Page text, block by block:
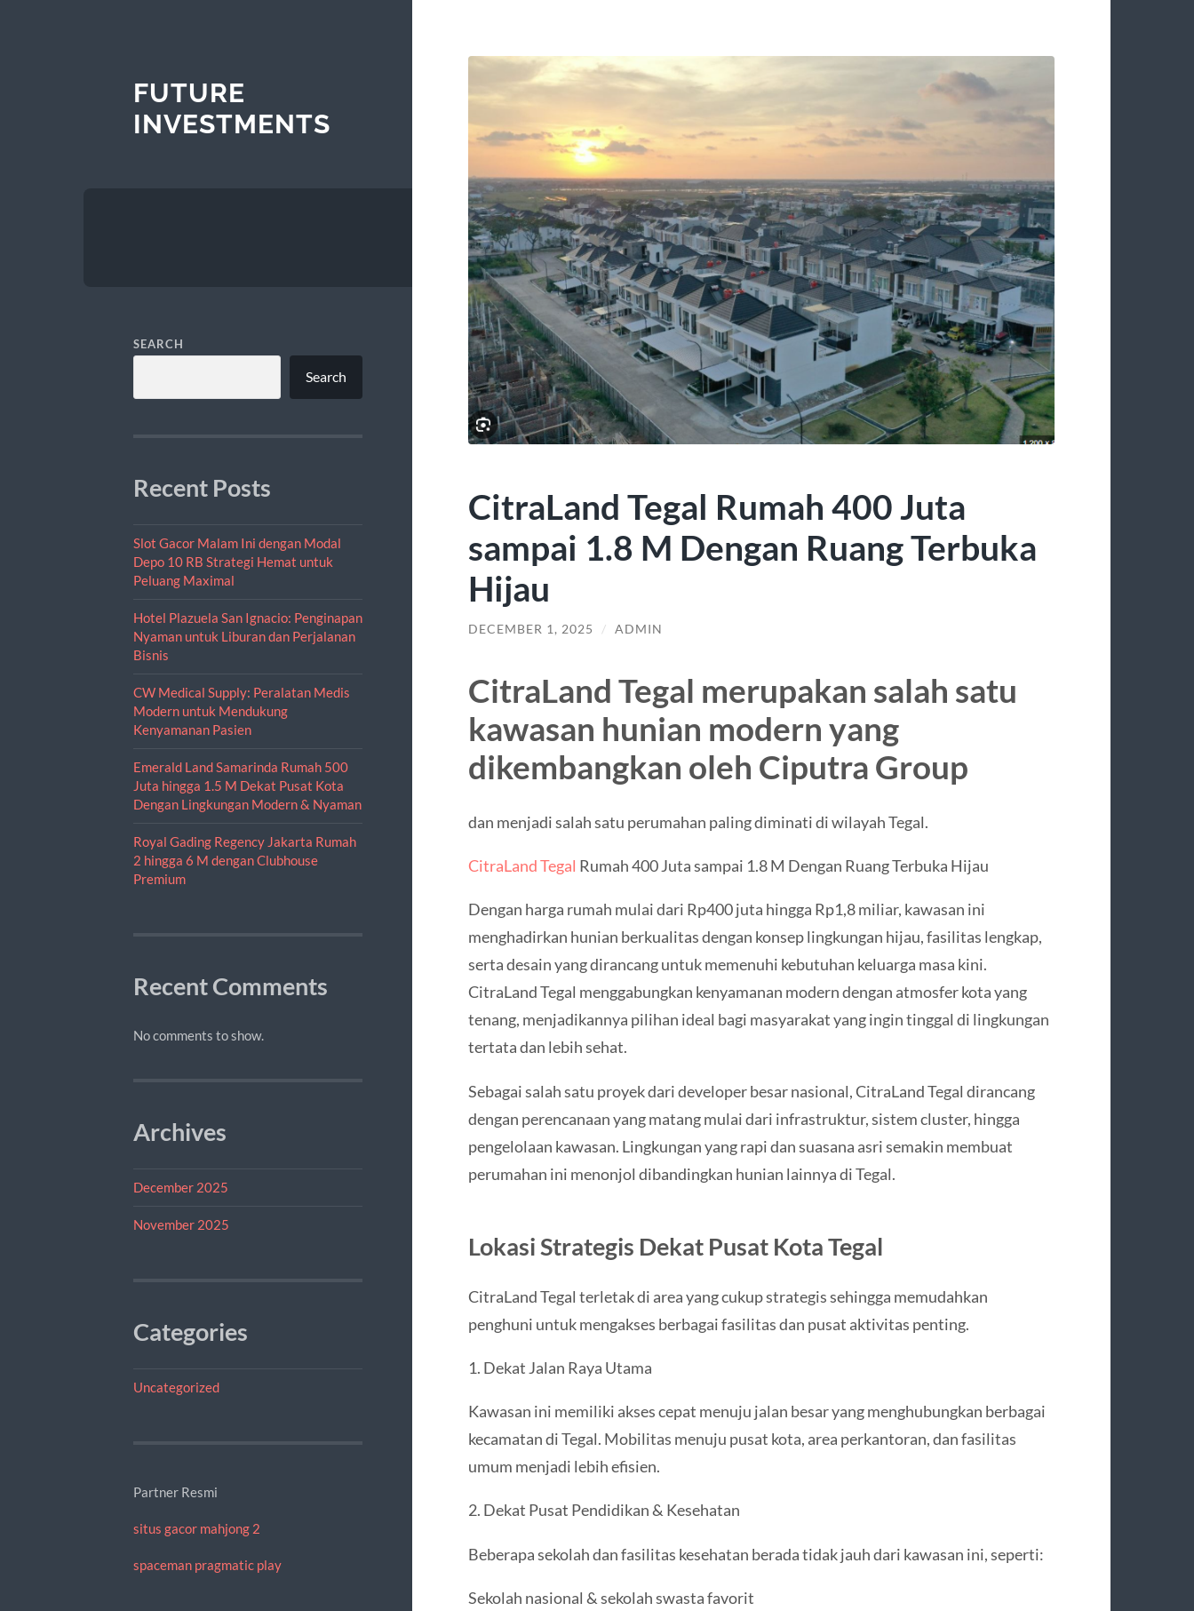
FUTURE
INVESTMENTS
SEARCH
Search
Recent Posts
Slot Gacor Malam Ini dengan Modal
Depo 10 RB Strategi Hemat untuk
Peluang Maximal
Hotel Plazuela San Ignacio: Penginapan
Nyaman untuk Liburan dan Perjalanan
Bisnis
CW Medical Supply: Peralatan Medis
Modern untuk Mendukung
Kenyamanan Pasien
Emerald Land Samarinda Rumah 500
Juta hingga 1.5 M Dekat Pusat Kota
Dengan Lingkungan Modern & Nyaman
Royal Gading Regency Jakarta Rumah
2 hingga 6 M dengan Clubhouse
Premium
Recent Comments
No comments to show.
Archives
December 2025
November 2025
Categories
Uncategorized
Partner Resmi
situs gacor mahjong 2
spaceman pragmatic play
CitraLand Tegal Rumah 400 Juta
sampai 1.8 M Dengan Ruang Terbuka
Hijau
DECEMBER 1, 2025 / ADMIN
CitraLand Tegal merupakan salah satu
kawasan hunian modern yang
dikembangkan oleh Ciputra Group
dan menjadi salah satu perumahan paling diminati di wilayah Tegal.
CitraLand Tegal Rumah 400 Juta sampai 1.8 M Dengan Ruang Terbuka Hijau
Dengan harga rumah mulai dari Rp400 juta hingga Rp1,8 miliar, kawasan ini
menghadirkan hunian berkualitas dengan konsep lingkungan hijau, fasilitas lengkap,
serta desain yang dirancang untuk memenuhi kebutuhan keluarga masa kini.
CitraLand Tegal menggabungkan kenyamanan modern dengan atmosfer kota yang
tenang, menjadikannya pilihan ideal bagi masyarakat yang ingin tinggal di lingkungan
tertata dan lebih sehat.
Sebagai salah satu proyek dari developer besar nasional, CitraLand Tegal dirancang
dengan perencanaan yang matang mulai dari infrastruktur, sistem cluster, hingga
pengelolaan kawasan. Lingkungan yang rapi dan suasana asri semakin membuat
perumahan ini menonjol dibandingkan hunian lainnya di Tegal.
Lokasi Strategis Dekat Pusat Kota Tegal
CitraLand Tegal terletak di area yang cukup strategis sehingga memudahkan
penghuni untuk mengakses berbagai fasilitas dan pusat aktivitas penting.
1. Dekat Jalan Raya Utama
Kawasan ini memiliki akses cepat menuju jalan besar yang menghubungkan berbagai
kecamatan di Tegal. Mobilitas menuju pusat kota, area perkantoran, dan fasilitas
umum menjadi lebih efisien.
2. Dekat Pusat Pendidikan & Kesehatan
Beberapa sekolah dan fasilitas kesehatan berada tidak jauh dari kawasan ini, seperti:
Sekolah nasional & sekolah swasta favorit